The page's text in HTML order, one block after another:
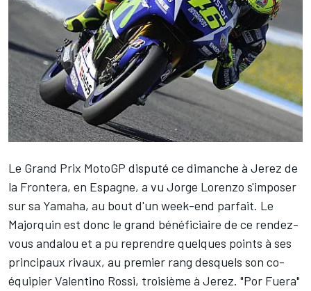
Le Grand Prix MotoGP disputé ce dimanche à Jerez de
la Frontera, en Espagne, a vu Jorge Lorenzo s'imposer
sur sa Yamaha, au bout d'un week-end parfait. Le
Majorquin est donc le grand bénéficiaire de ce rendez-
vous andalou et a pu reprendre quelques points à ses
principaux rivaux, au premier rang desquels son co-
équipier Valentino Rossi, troisième à Jerez. "Por Fuera"